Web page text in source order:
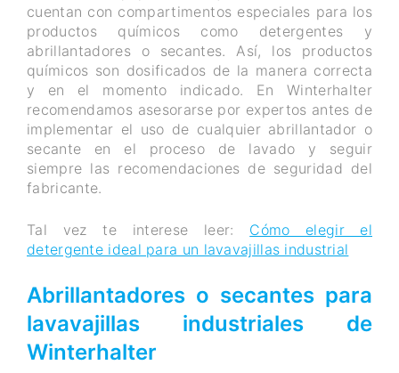
cuentan con compartimentos especiales para los
productos químicos como detergentes y
abrillantadores o secantes. Así, los productos
químicos son dosificados de la manera correcta
y en el momento indicado. En Winterhalter
recomendamos asesorarse por expertos antes de
implementar el uso de cualquier abrillantador o
secante en el proceso de lavado y seguir
siempre las recomendaciones de seguridad del
fabricante.
Tal vez te interese leer: Cómo elegir el
detergente ideal para un lavavajillas industrial
Abrillantadores o secantes para
lavavajillas industriales de
Winterhalter